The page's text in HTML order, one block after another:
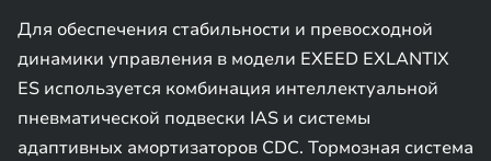
Для обеспечения стабильности и превосходной
динамики управления в модели EXEED EXLANTIX
ES используется комбинация интеллектуальной
пневматической подвески IAS и системы
адаптивных амортизаторов CDC. Тормозная система